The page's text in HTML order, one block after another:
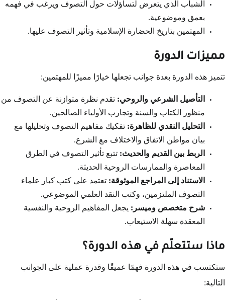
الشباب الذي يتعرض لتساؤلات حول التصوف ويرغب في فهمه
بعمق وموضوعية.
المهتمين بتاريخ الحضارة الإسلامية وتأثير التصوف عليها.
مميزات الدورة
تتميز هذه الدورة بعدة جوانب تجعلها خيارًا مميزًا للمهتمين:
التأصيل الشرعي والروحي: تقدم نظرة متوازنة عن التصوف من
منظور الكتاب والسنة وتجارب الأولياء الصالحين.
التحليل النقدي للظاهرة: تفكيك مفاهيم التصوف وتحليلها مع
بيان مواطن الاتفاق والاختلاف مع الشرع.
الربط بين القديم والحديث: تتبع تأثير التصوف في الطرق
المعاصرة والممارسات الروحية الحديثة.
الاستناد إلى المراجع الموثوقة: تعتمد على كتب كبار علماء
التصوف الملتزمين، وكتب النقد العلمي الموضوعي.
شرح متخصص وميسر: يجعل المفاهيم الروحية والنفسية
المعقدة سهلة الاستيعاب.
ماذا ستتعلّم في هذه الدورة؟
ستكتسب في هذه الدورة فهمًا عميقًا وقدرة عملية على الجوانب
التالية: